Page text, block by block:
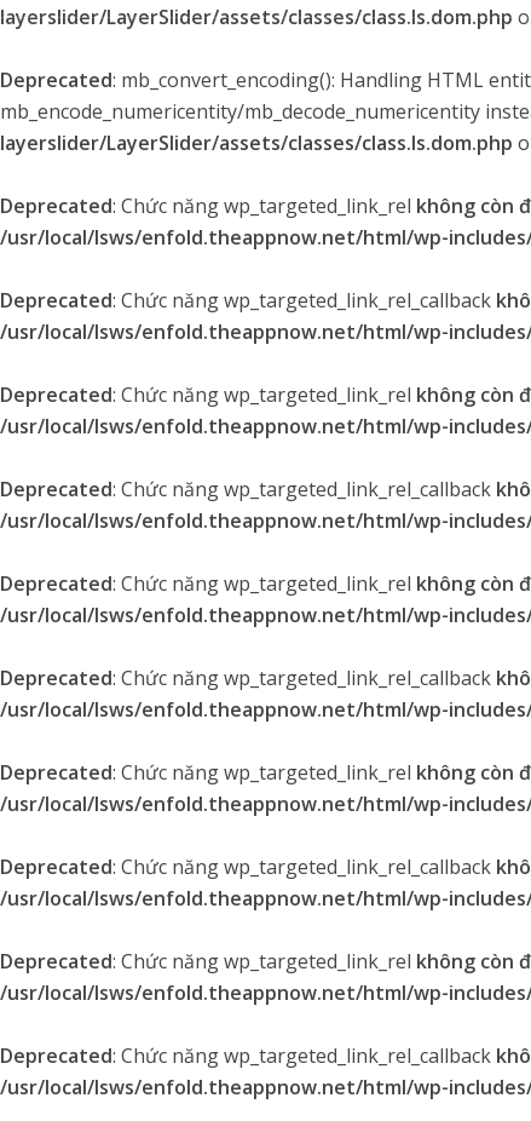
layerslider/LayerSlider/assets/classes/class.ls.dom.php
Deprecated: mb_convert_encoding(): Handling HTML
mb_encode_numericentity/mb_decode_numericentity
layerslider/LayerSlider/assets/classes/class.ls.dom.php
Deprecated: Chức năng wp_targeted_link_rel không còn
/usr/local/lsws/enfold.theappnow.net/html/wp-
Deprecated: Chức năng wp_targeted_link_rel_callback
/usr/local/lsws/enfold.theappnow.net/html/wp-
Deprecated: Chức năng wp_targeted_link_rel không còn
/usr/local/lsws/enfold.theappnow.net/html/wp-
Deprecated: Chức năng wp_targeted_link_rel_callback
/usr/local/lsws/enfold.theappnow.net/html/wp-
Deprecated: Chức năng wp_targeted_link_rel không còn
/usr/local/lsws/enfold.theappnow.net/html/wp-
Deprecated: Chức năng wp_targeted_link_rel_callback
/usr/local/lsws/enfold.theappnow.net/html/wp-
Deprecated: Chức năng wp_targeted_link_rel không còn
/usr/local/lsws/enfold.theappnow.net/html/wp-
Deprecated: Chức năng wp_targeted_link_rel_callback
/usr/local/lsws/enfold.theappnow.net/html/wp-
Deprecated: Chức năng wp_targeted_link_rel không còn
/usr/local/lsws/enfold.theappnow.net/html/wp-
Deprecated: Chức năng wp_targeted_link_rel_callback
/usr/local/lsws/enfold.theappnow.net/html/wp-